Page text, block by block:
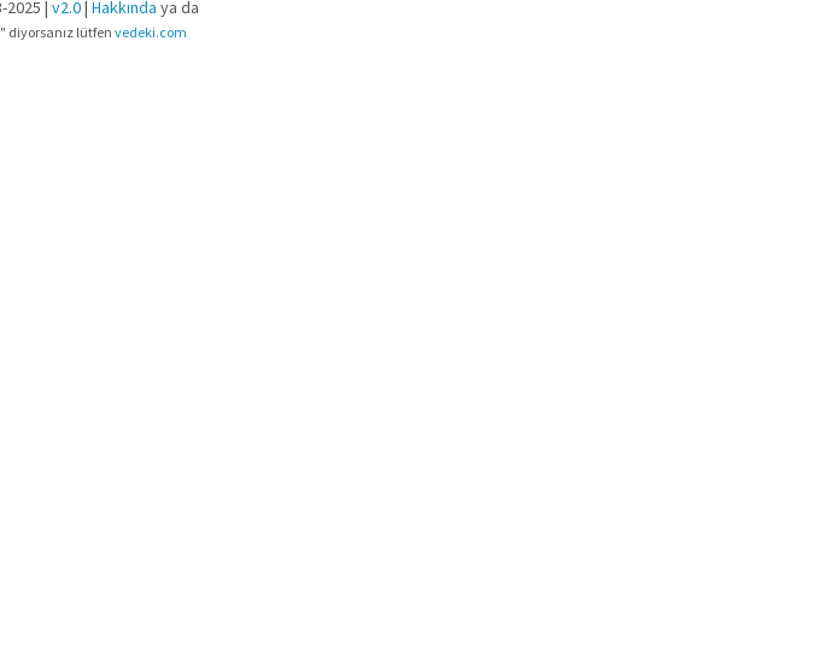
2025 | v2.0| Hakkında ya da
diyorsanız lütfenvedeki.com